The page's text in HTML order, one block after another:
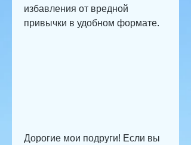
избавления от вредной
привычки в удобном формате.
Дорогие мои подруги! Если вы